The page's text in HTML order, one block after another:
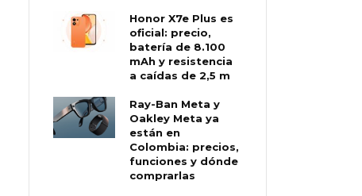
Honor X7e Plus es
oficial: precio,
batería de 8.100
mAh y resistencia
a caídas de 2,5 m
Ray-Ban Meta y
Oakley Meta ya
están en
Colombia: precios,
funciones y dónde
comprarlas